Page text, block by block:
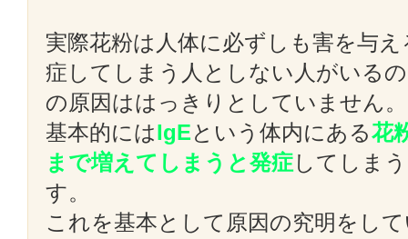
実際花粉は人体に必ずしも害を与
症してしまう人としない人がいる
の原因ははっきりとしていません。
基本的にはIgEという体内にある花
まで増えてしまうと発症してしま
す。
これを基本として原因の究明をし